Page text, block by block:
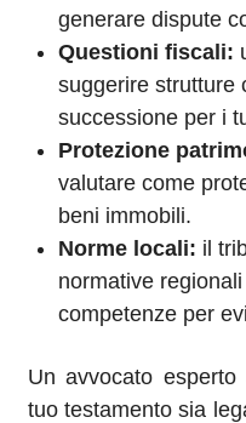
generare dispute
Questioni fiscali:
suggerire strutture
successione per i
Protezione
valutare come
beni immobili.
Norme locali: il
normative
competenze per
Un avvocato
tuo testamento sia